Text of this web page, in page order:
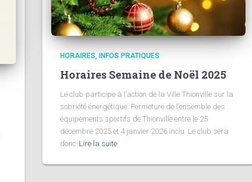
HORAIRES INFOS PRATIQUES
Horaires Semaine de Noël 2025
Le club participe à l’action de la Ville Thionville sur la
sobriété énergétique. Fermeture de l’ensemble des
équipements sportifs de Thionville entre le 25
décembre 2025 et 4 janvier 2026 inclu. Le club sera
donc Lire la suite